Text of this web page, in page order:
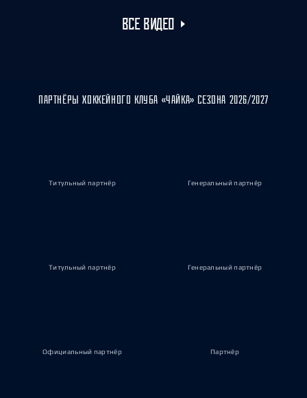
ВСЕ ВИДЕО
ПАРТНЁРЫ ХОККЕЙНОГО КЛУБА «ЧАЙКА» СЕЗОНА 2026/2027
Титульный партнёр Генеральный партнёр
Титульный партнёр Генеральный партнёр
Официальный партнёр Партнёр